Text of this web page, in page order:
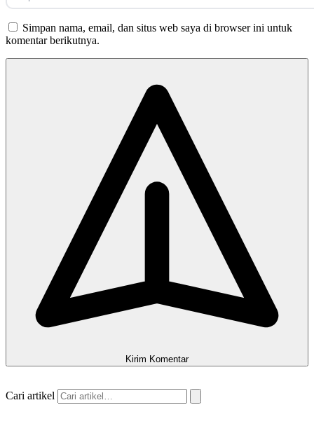
Simpan nama, email, dan situs web saya di browser ini untuk
komentar berikutnya.
Kirim Komentar
Cari artikel